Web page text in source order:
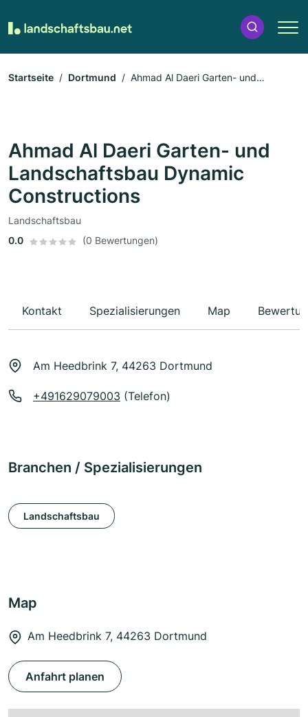
Startseite Dortmund
Ahmad Al Daeri Garten- und
Ahmad Al Daeri Garten- und
Landschaftsbau Dynamic
Constructions
Landschaftsbau
0.0
(0 Bewertungen)
Kontakt Spezialisierungen Map
Am Heedbrink 7, 44263 Dortmund
+491629079003 (Telefon)
Branchen / Spezialisierungen
Landschaftsbau
Map
Am Heedbrink 7, 44263 Dortmund
Anfahrt planen